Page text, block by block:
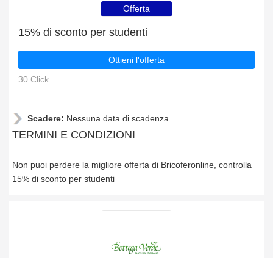
Offerta
15% di sconto per studenti
Ottieni l'offerta
30 Click
Scadere: Nessuna data di scadenza
TERMINI E CONDIZIONI
Non puoi perdere la migliore offerta di Bricoferonline, controlla
15% di sconto per studenti